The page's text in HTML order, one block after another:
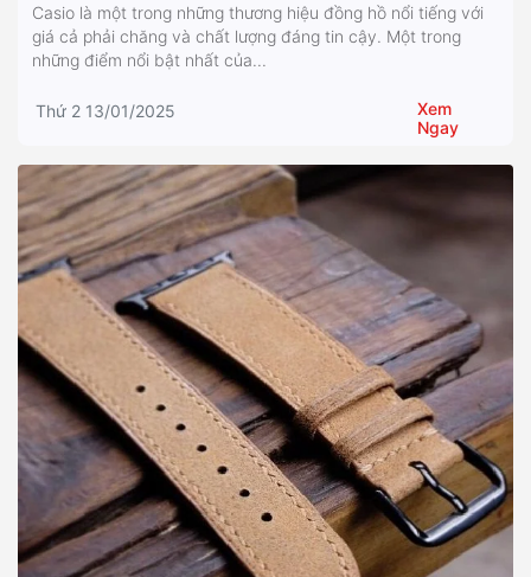
Casio là một trong những thương hiệu đồng hồ nổi tiếng với
giá cả phải chăng và chất lượng đáng tin cậy. Một trong
những điểm nổi bật nhất của...
Thứ 2 13/01/2025
Xem
Ngay